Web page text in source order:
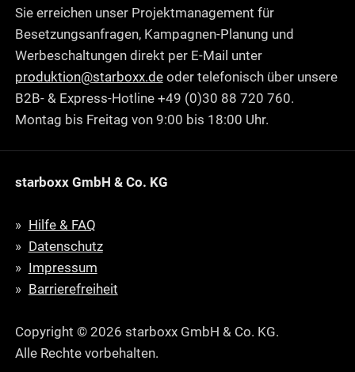
Sie erreichen unser Projektmanagement für
Besetzungsanfragen, Kampagnen-Planung und
Werbeschaltungen direkt per E-Mail unter
produktion@starboxx.deoder telefonisch über unsere
B2B- & Express-Hotline +49 (0)30 88 720 760.
Montag bis Freitag von 9:00 bis 18:00 Uhr.
starboxx GmbH & Co. KG
Hilfe & FAQ
Datenschutz
Impressum
Barrierefreiheit
Copyright © 2026 starboxx GmbH & Co. KG.
Alle Rechte vorbehalten.